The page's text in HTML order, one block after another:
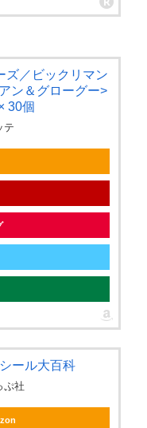
ズ／ビックリマン
ン＆グローグー>
30個
テ
ール大百科
ぷ社